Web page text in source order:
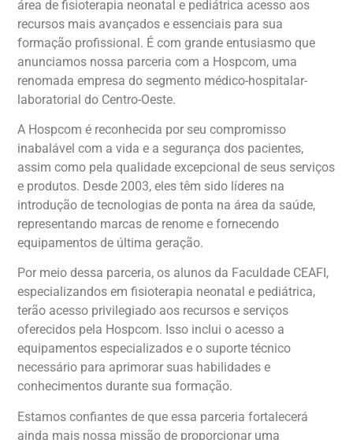
área de fisioterapia neonatal e pediátrica acesso aos
recursos mais avançados e essenciais para sua
formação profissional. É com grande entusiasmo que
anunciamos nossa parceria com a Hospcom, uma
renomada empresa do segmento médico-hospitalar-
laboratorial do Centro-Oeste.
A Hospcom é reconhecida por seu compromisso
inabalável com a vida e a segurança dos pacientes,
assim como pela qualidade excepcional de seus serviços
e produtos. Desde 2003, eles têm sido líderes na
introdução de tecnologias de ponta na área da saúde,
representando marcas de renome e fornecendo
equipamentos de última geração.
Por meio dessa parceria, os alunos da Faculdade CEAFI,
especializandos em fisioterapia neonatal e pediátrica,
terão acesso privilegiado aos recursos e serviços
oferecidos pela Hospcom. Isso inclui o acesso a
equipamentos especializados e o suporte técnico
necessário para aprimorar suas habilidades e
conhecimentos durante sua formação.
Estamos confiantes de que essa parceria fortalecerá
ainda mais nossa missão de proporcionar uma